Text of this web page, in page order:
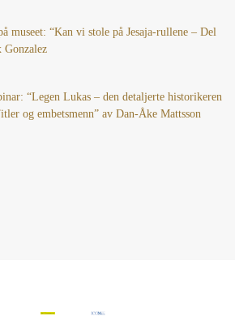
museet: “Kan vi stole på Jesaja-rullene – Del
Gonzalez
“Legen Lukas – den detaljerte historikeren
og embetsmenn” av Dan-Åke Mattsson